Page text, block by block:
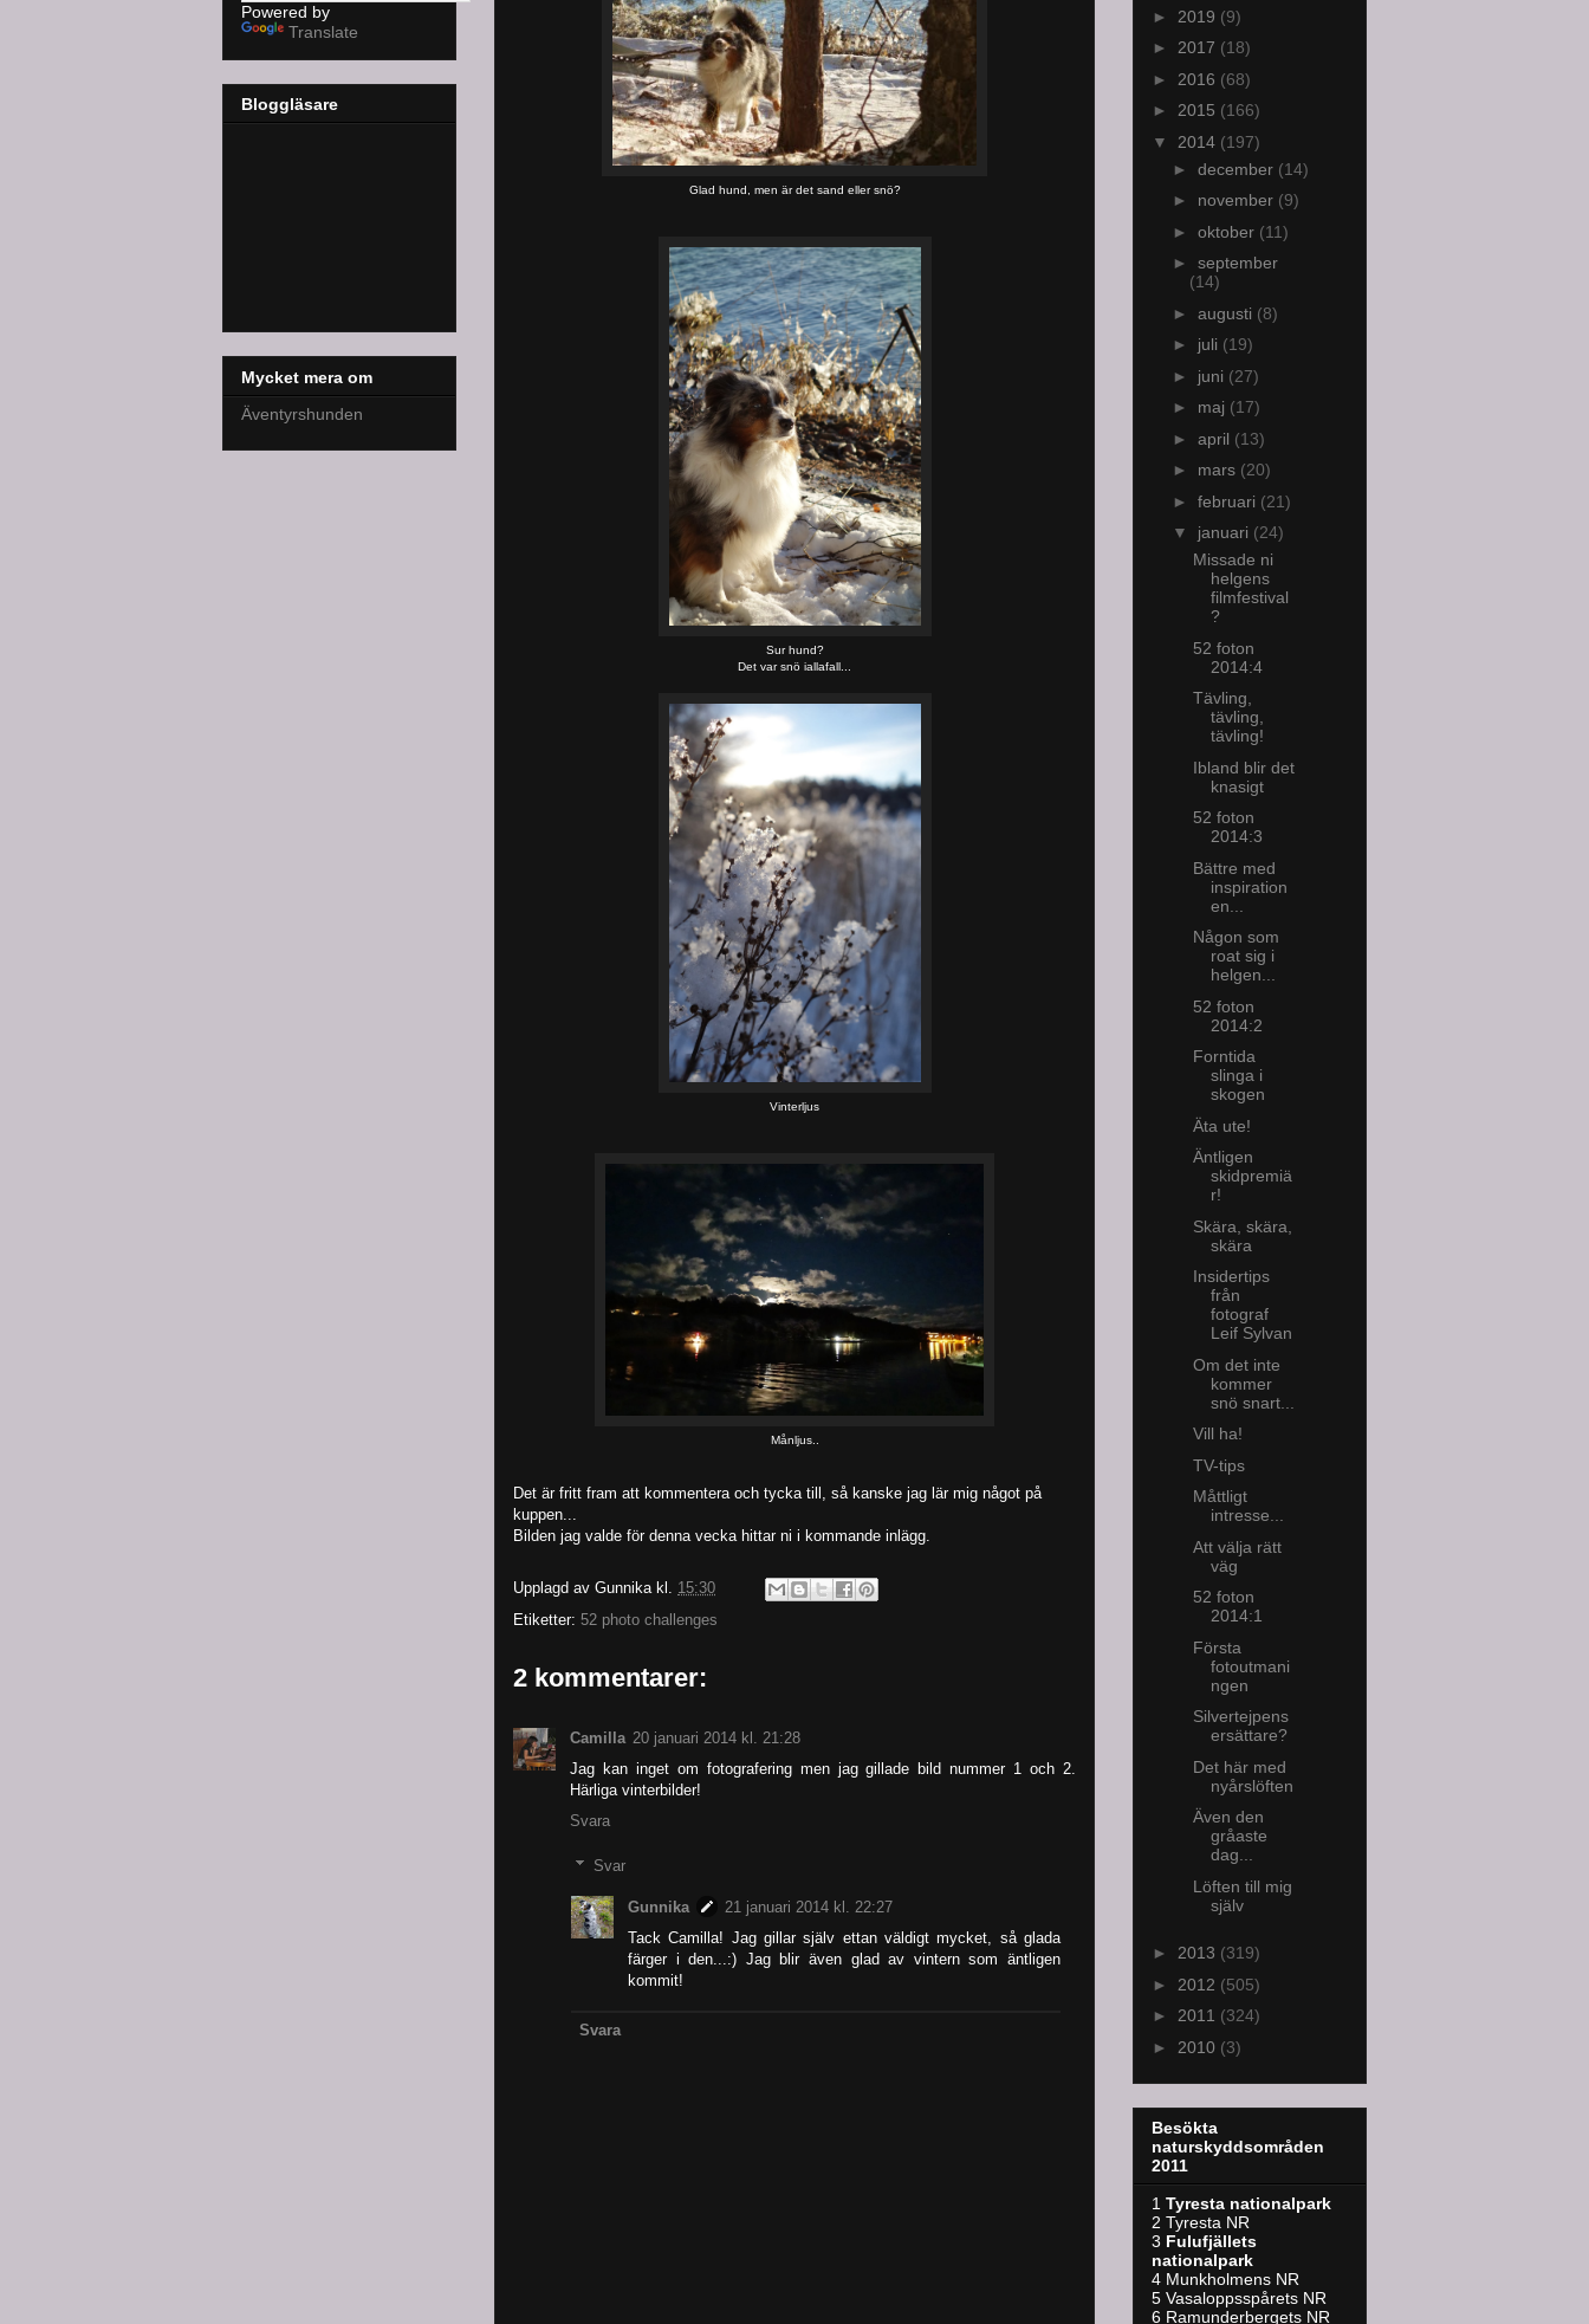
Glad hund, men är det sand eller snö?
Sur hund?
Det var snö iallafall...
Vinterljus
Månljus..
Det är fritt fram att kommentera och tycka till, så kanske jag lär mig något på
kuppen...
Bilden jag valde för denna vecka hittar ni i kommande inlägg.
Upplagd av Gunnika kl. 15:30
Etiketter: 52 photo challenges
2 kommentarer:
Camilla 20 januari 2014 kl. 21:28
Jag kan inget om fotografering men jag gillade bild nummer 1 och 2.
Härliga vinterbilder!
Svara
Svar
Gunnika
21 januari 2014 kl. 22:27
Tack Camilla! Jag gillar själv ettan väldigt mycket, så glada
färger i den...:) Jag blir även glad av vintern som äntligen
kommit!
Svara
Powered by
Translate
Bloggläsare
Mycket mera om
Äventyrshunden
► 2019 (9)
► 2017 (18)
► 2016 (68)
► 2015 (166)
▼ 2014 (197)
► december (14)
► november (9)
► oktober (11)
► september
(14)
► augusti (8)
► juli (19)
► juni (27)
► maj (17)
► april (13)
► mars (20)
► februari (21)
▼ januari (24)
Missade ni
helgens
filmfestival
?
52 foton
2014:4
Tävling,
tävling,
tävling!
Ibland blir det
knasigt
52 foton
2014:3
Bättre med
inspiration
en...
Någon som
roat sig i
helgen...
52 foton
2014:2
Forntida
slinga i
skogen
Äta ute!
Äntligen
skidpremiä
r!
Skära, skära,
skära
Insidertips
från
fotograf
Leif Sylvan
Om det inte
kommer
snö snart...
Vill ha!
TV-tips
Måttligt
intresse...
Att välja rätt
väg
52 foton
2014:1
Första
fotoutmani
ngen
Silvertejpens
ersättare?
Det här med
nyårslöften
Även den
gråaste
dag...
Löften till mig
själv
► 2013 (319)
► 2012 (505)
► 2011 (324)
► 2010 (3)
Besökta
naturskyddsområden
2011
1 Tyresta nationalpark
2 Tyresta NR
3 Fulufjällets
nationalpark
4 Munkholmens NR
5 Vasaloppsspårets NR
6 Ramunderbergets NR